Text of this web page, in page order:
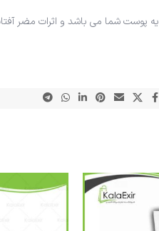
پوست شما می باشد و اثرات مضر